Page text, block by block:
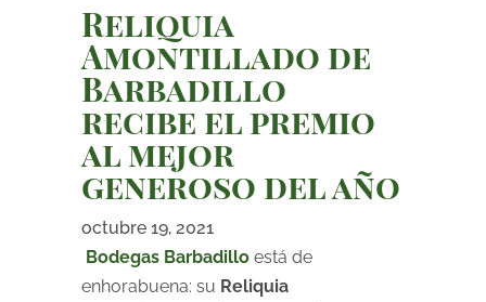
Reliquia
Amontillado de
Barbadillo
recibe el premio
al mejor
generoso del año
octubre 19, 2021
Bodegas Barbadilloestá de
enhorabuena: su Reliquia